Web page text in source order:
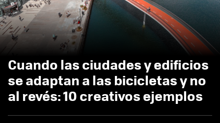
Cuando las ciudades y edificios
se adaptan a las bicicletas y no
al revés: 10 creativos ejemplos